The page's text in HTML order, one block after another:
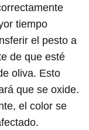
tiempo
el pesto a
de que esté
oliva. Esto
que se oxide.
el color se